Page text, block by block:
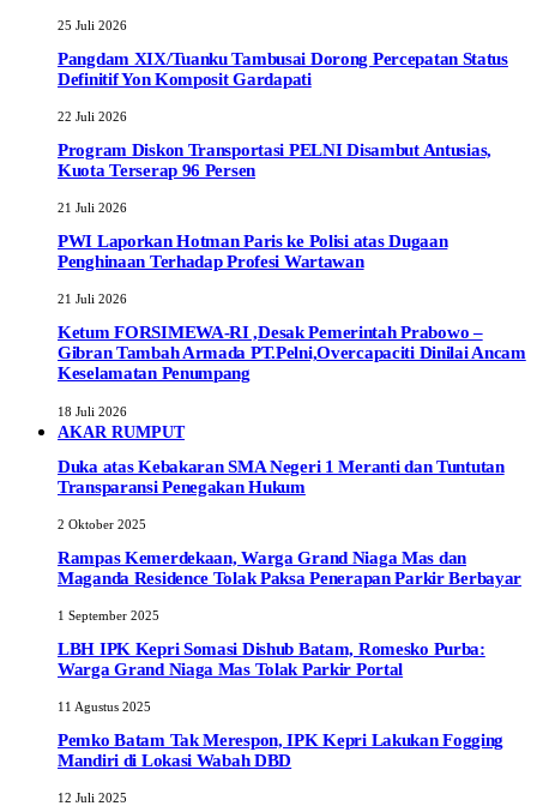
25 Juli 2026
Pangdam XIX/Tuanku Tambusai Dorong Percepatan Status
Definitif Yon Komposit Gardapati
22 Juli 2026
Program Diskon Transportasi PELNI Disambut Antusias,
Kuota Terserap 96 Persen
21 Juli 2026
PWI Laporkan Hotman Paris ke Polisi atas Dugaan
Penghinaan Terhadap Profesi Wartawan
21 Juli 2026
Ketum FORSIMEWA-RI ,Desak Pemerintah Prabowo –
Gibran Tambah Armada PT.Pelni,Overcapaciti Dinilai Ancam
Keselamatan Penumpang
18 Juli 2026
AKAR RUMPUT
Duka atas Kebakaran SMA Negeri 1 Meranti dan Tuntutan
Transparansi Penegakan Hukum
2 Oktober 2025
Rampas Kemerdekaan, Warga Grand Niaga Mas dan
Maganda Residence Tolak Paksa Penerapan Parkir Berbayar
1 September 2025
LBH IPK Kepri Somasi Dishub Batam, Romesko Purba:
Warga Grand Niaga Mas Tolak Parkir Portal
11 Agustus 2025
Pemko Batam Tak Merespon, IPK Kepri Lakukan Fogging
Mandiri di Lokasi Wabah DBD
12 Juli 2025